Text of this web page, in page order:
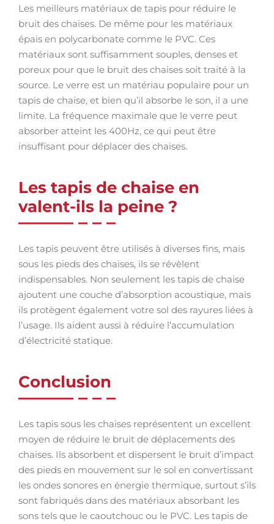
Les meilleurs matériaux de tapis pour réduire le
bruit des chaises. De même pour les matériaux
épais en polycarbonate comme le PVC. Ces
matériaux sont suffisamment souples, denses et
poreux pour que le bruit des chaises soit traité à la
source. Le verre est un matériau populaire pour un
tapis de chaise, et bien qu’il absorbe le son, il a une
limite. La fréquence maximale que le verre peut
absorber atteint les 400Hz, ce qui peut être
insuffisant pour déplacer des chaises.
Les tapis de chaise en
valent-ils la peine ?
Les tapis peuvent être utilisés à diverses fins, mais
sous les pieds des chaises, ils se révèlent
indispensables. Non seulement les tapis de chaise
ajoutent une couche d’absorption acoustique, mais
ils protègent également votre sol des rayures liées à
l’usage. Ils aident aussi à réduire l’accumulation
d’électricité statique.
Conclusion
Les tapis sous les chaises représentent un excellent
moyen de réduire le bruit de déplacements des
chaises. Ils absorbent et dispersent le bruit d’impact
des pieds en mouvement sur le sol en convertissant
les ondes sonores en énergie thermique, surtout s’ils
sont fabriqués dans des matériaux absorbant les
sons tels que le caoutchouc ou le PVC. Les tapis de